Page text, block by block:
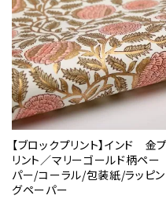
【ブロックプリント】インド 金プ
リント／マリーゴールド柄ペー
パー/コーラル/包装紙/ラッピン
グペーパー